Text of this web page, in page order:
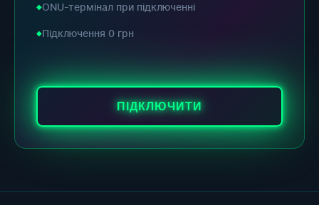
ONU-термінал при підключенні
Підключення 0 грн
ПІДКЛЮЧИТИ